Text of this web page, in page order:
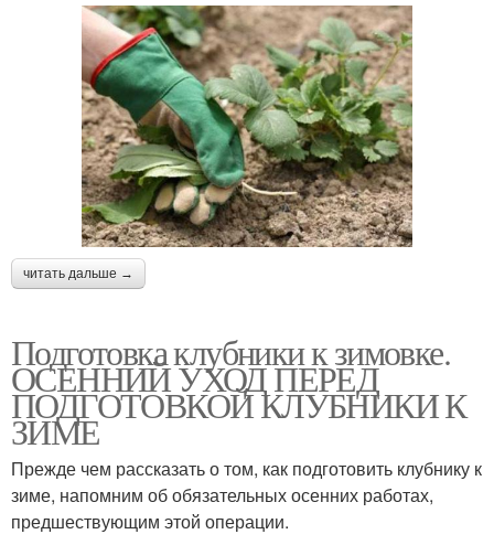
читать дальше →
Подготовка клубники к зимовке.
ОСЕННИЙ УХОД ПЕРЕД
ПОДГОТОВКОЙ КЛУБНИКИ К
ЗИМЕ
Прежде чем рассказать о том, как подготовить клубнику к
зиме, напомним об обязательных осенних работах,
предшествующим этой операции.